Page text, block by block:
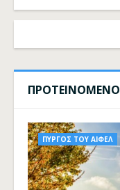
ΠΡΟΤΕΙΝΟΜΕΝΟ
ΠΥΡΓΟΣ ΤΟΥ ΑΙΦΕΛ